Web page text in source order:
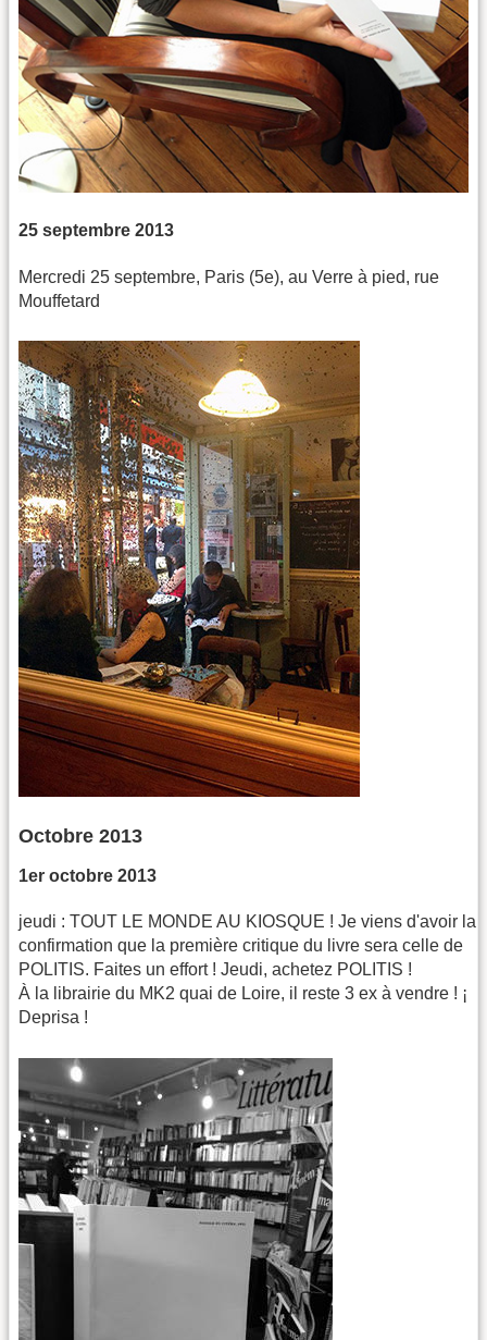
25 septembre 2013
Mercredi 25 septembre, Paris (5e), au Verre à pied, rue
Mouffetard
Octobre 2013
1er octobre 2013
jeudi : TOUT LE MONDE AU KIOSQUE ! Je viens d'avoir la
confirmation que la première critique du livre sera celle de
POLITIS. Faites un effort ! Jeudi, achetez POLITIS !
À la librairie du MK2 quai de Loire, il reste 3 ex à vendre ! ¡
Deprisa !